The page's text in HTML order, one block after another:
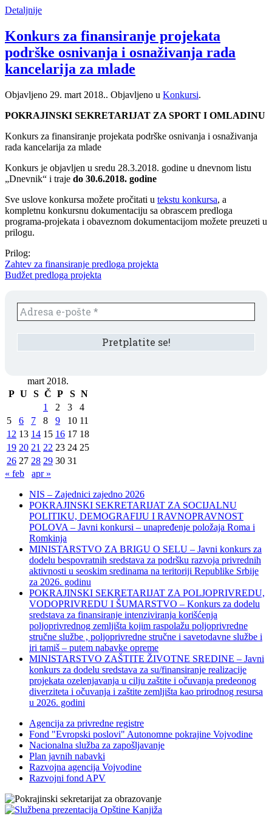
Detaljnije
Konkurs za finansiranje projekata
podrške osnivanja i osnaživanja rada
kancelarija za mlade
Objavljeno 29. mart 2018.. Objavljeno u Konkursi.
POKRAJINSKI SEKRETARIJAT ZA SPORT I OMLADINU
Konkurs za finansiranje projekata podrške osnivanja i osnaživanja
rada kancelarija za mlade
Konkurs je objavljen u sredu 28.3.2018. godine u dnevnom listu
„Dnevnik“ i traje do 30.6.2018. godine
Sve uslove konkursa možete pročitati u tekstu konkursa, a
kompletnu konkursnu dokumentaciju sa obrascem predloga
programa-projekata i obaveznom dokumentacijom možete preuzeti u
prilogu.
Prilog:
Zahtev za finansiranje predloga projekta
Budžet predloga projekta
mart 2018.
P U S Č P S N
1
2 3
4
5
6 7 8 9 10 11
12 13 14 15 16 17 18
19 20 21 22 23 24 25
26 27 28 29 30 31
« feb
apr »
NIS – Zajednici zajedno 2026
POKRAJINSKI SEKRETARIJAT ZA SOCIJALNU
POLITIKU, DEMOGRAFIJU I RAVNOPRAVNOST
POLOVA – Javni konkursi – unapređenje položaja Roma i
Romkinja
MINISTARSTVO ZA BRIGU O SELU – Javni konkurs za
dodelu bespovratnih sredstava za podršku razvoja privrednih
aktivnosti u seoskim sredinama na teritoriji Republike Srbije
za 2026. godinu
POKRAJINSKI SEKRETARIJAT ZA POLJOPRIVREDU,
VODOPRIVREDU I ŠUMARSTVO – Konkurs za dodelu
sredstava za finansiranje intenziviranja korišćenja
poljoprivrednog zemljišta kojim raspolažu poljoprivredne
stručne službe , poljoprivredne stručne i savetodavne službe i
iri tamiš ‒ putem nabavke opreme
MINISTARSTVO ZAŠTITE ŽIVOTNE SREDINE – Javni
konkurs za dodelu sredstava za su/finansiranje realizacije
projekata ozelenjavanja u cilju zaštite i očuvanja predeonog
diverziteta i očuvanja i zaštite zemljišta kao prirodnog resursa
u 2026. godini
Agencija za privredne registre
Fond "Evropski poslovi" Autonomne pokrajine Vojvodine
Nacionalna služba za zapošljavanje
Plan javnih nabavki
Razvojna agencija Vojvodine
Razvojni fond APV